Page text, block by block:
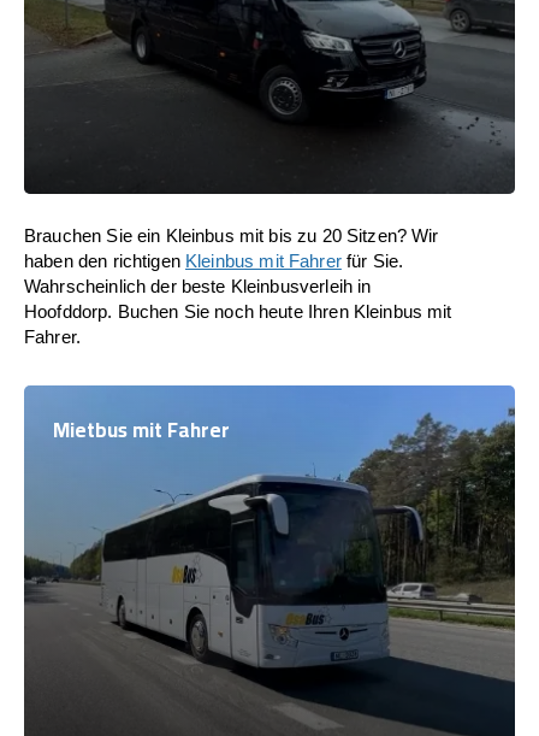
Brauchen Sie ein Kleinbus mit bis zu 20 Sitzen? Wir
haben den richtigen Kleinbus mit Fahrerfür Sie.
Wahrscheinlich der beste Kleinbusverleih in
Hoofddorp. Buchen Sie noch heute Ihren Kleinbus mit
Fahrer.
Mietbus mit Fahrer